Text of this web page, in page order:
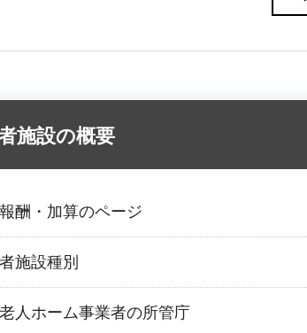
施設の概要
酬・加算のページ
施設種別
人ホーム事業者の所管庁